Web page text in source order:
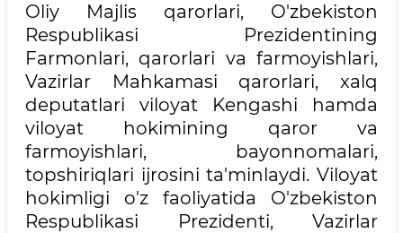
Oliy Majlis qarorlari, O'zbekiston
Respublikasi Prezidentining
Farmonlari, qarorlari va farmoyishlari,
Vazirlar Mahkamasi qarorlari, xalq
deputatlari viloyat Kengashi hamda
viloyat hokimining qaror va
farmoyishlari, bayonnomalari,
topshiriqlari ijrosini ta'minlaydi. Viloyat
hokimligi o'z faoliyatida O'zbekiston
Respublikasi Prezidenti, Vazirlar